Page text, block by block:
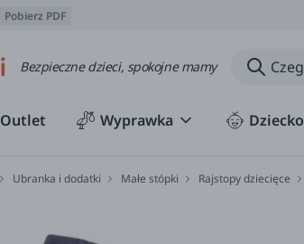
Pobierz PDF
Bezpieczne dzieci, spokojne mamy
Outlet Wyprawka Dziecko
Ubranka i dodatki Małe stópki Rajstopy dziecięce